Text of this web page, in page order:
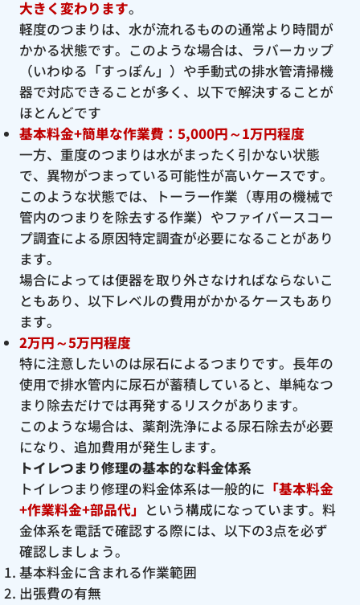
大きく変わります。
軽度のつまりは、水が流れるものの通常より時間が
かかる状態です。このような場合は、ラバーカップ
（いわゆる「すっぽん」）や手動式の排水管清掃機
器で対応できることが多く、以下で解決することが
ほとんどです
基本料金+簡単な作業費：5,000円～1万円程度
一方、重度のつまりは水がまったく引かない状態
で、異物がつまっている可能性が高いケースです。
このような状態では、トーラー作業（専用の機械で
管内のつまりを除去する作業）やファイバースコー
プ調査による原因特定調査が必要になることがあり
ます。
場合によっては便器を取り外さなければならないこ
ともあり、以下レベルの費用がかかるケースもあり
ます。
2万円～5万円程度
特に注意したいのは尿石によるつまりです。長年の
使用で排水管内に尿石が蓄積していると、単純なつ
まり除去だけでは再発するリスクがあります。
このような場合は、薬剤洗浄による尿石除去が必要
になり、追加費用が発生します。
トイレつまり修理の基本的な料金体系
トイレつまり修理の料金体系は一般的に 「基本料金
+作業料金+部品代」 という構成になっています。料
金体系を電話で確認する際には、以下の3点を必ず
確認しましょう。
基本料金に含まれる作業範囲
出張費の有無